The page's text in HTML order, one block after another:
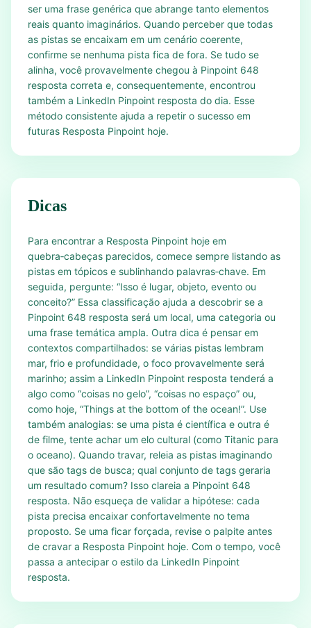
ser uma frase genérica que abrange tanto elementos
reais quanto imaginários. Quando perceber que todas
as pistas se encaixam em um cenário coerente,
confirme se nenhuma pista fica de fora. Se tudo se
alinha, você provavelmente chegou à Pinpoint 648
resposta correta e, consequentemente, encontrou
também a LinkedIn Pinpoint resposta do dia. Esse
método consistente ajuda a repetir o sucesso em
futuras Resposta Pinpoint hoje.
Dicas
Para encontrar a Resposta Pinpoint hoje em
quebra‑cabeças parecidos, comece sempre listando as
pistas em tópicos e sublinhando palavras‑chave. Em
seguida, pergunte: “Isso é lugar, objeto, evento ou
conceito?” Essa classificação ajuda a descobrir se a
Pinpoint 648 resposta será um local, uma categoria ou
uma frase temática ampla. Outra dica é pensar em
contextos compartilhados: se várias pistas lembram
mar, frio e profundidade, o foco provavelmente será
marinho; assim a LinkedIn Pinpoint resposta tenderá a
algo como “coisas no gelo”, “coisas no espaço” ou,
como hoje, “Things at the bottom of the ocean!”. Use
também analogias: se uma pista é científica e outra é
de filme, tente achar um elo cultural (como Titanic para
o oceano). Quando travar, releia as pistas imaginando
que são tags de busca; qual conjunto de tags geraria
um resultado comum? Isso clareia a Pinpoint 648
resposta. Não esqueça de validar a hipótese: cada
pista precisa encaixar confortavelmente no tema
proposto. Se uma ficar forçada, revise o palpite antes
de cravar a Resposta Pinpoint hoje. Com o tempo, você
passa a antecipar o estilo da LinkedIn Pinpoint
resposta.